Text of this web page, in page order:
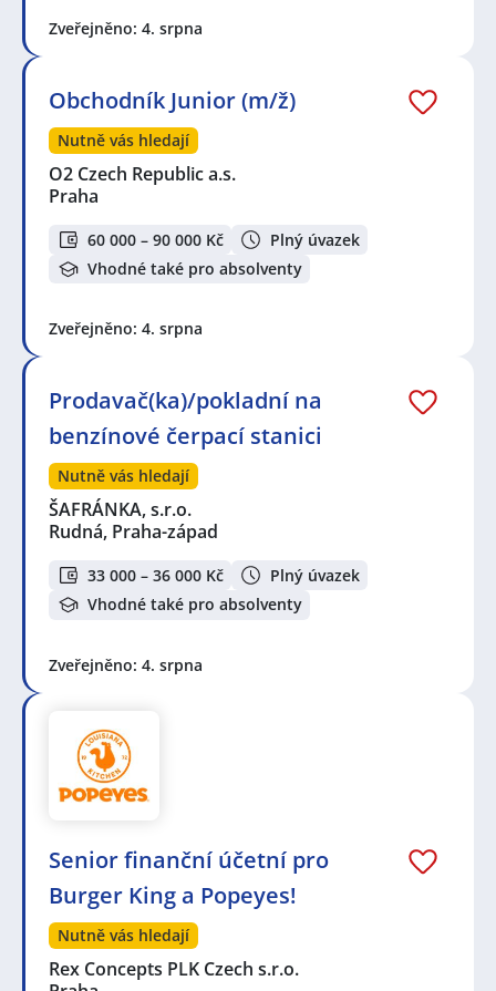
Zveřejněno: 4. srpna
Obchodník Junior (m/ž)
Nutně vás hledají
O2 Czech Republic a.s.
Praha
60 000 – 90 000 Kč
Plný úvazek
Vhodné také pro absolventy
Zveřejněno: 4. srpna
Prodavač(ka)/pokladní na
benzínové čerpací stanici
Nutně vás hledají
ŠAFRÁNKA, s.r.o.
Rudná, Praha-západ
33 000 – 36 000 Kč
Plný úvazek
Vhodné také pro absolventy
Zveřejněno: 4. srpna
Senior finanční účetní pro
Burger King a Popeyes!
Nutně vás hledají
Rex Concepts PLK Czech s.r.o.